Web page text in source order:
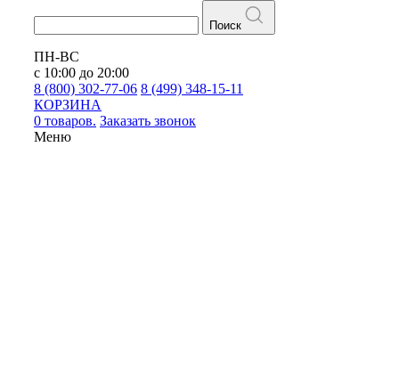
Поиск
ПН-ВС
с 10:00 до 20:00
8 (800) 302-77-06 8 (499) 348-15-11
КОРЗИНА
0 товаров. Заказать звонок
Меню